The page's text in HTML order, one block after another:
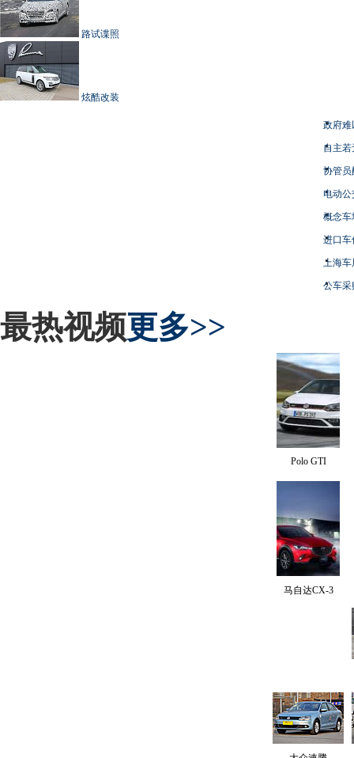
路试谍照
炫酷改装
政府难
自主
协管员
电动
概念车
进口车
上海
公车采
最热视频更多>>
Polo GTI
马自达CX-3